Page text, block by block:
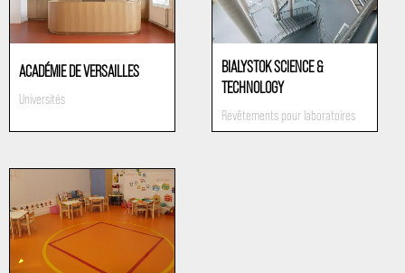
ACADÉMIE DE VERSAILLES
Universités
BIALYSTOK SCIENCE &
TECHNOLOGY
Revêtements pour laboratoires